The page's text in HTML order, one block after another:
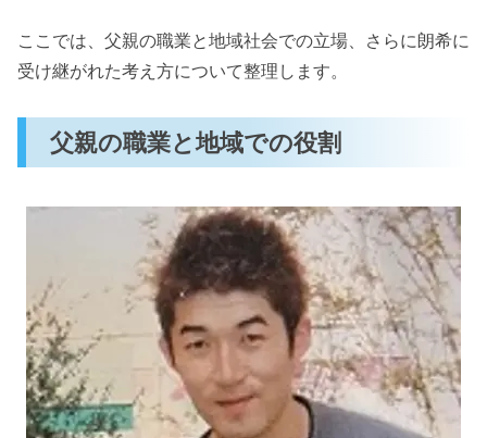
ここでは、父親の職業と地域社会での立場、さらに朗希に
受け継がれた考え方について整理します。
父親の職業と地域での役割